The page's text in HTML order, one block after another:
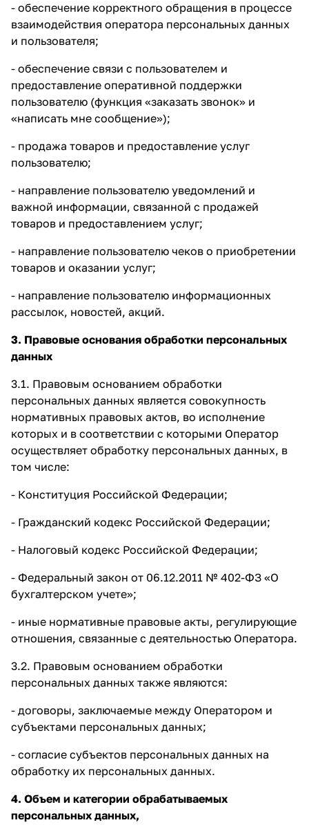
- обеспечение корректного обращения в процессе
взаимодействия оператора персональных данных
и пользователя;
- обеспечение связи с пользователем и
предоставление оперативной поддержки
пользователю (функция «заказать звонок» и
«написать мне сообщение»);
- продажа товаров и предоставление услуг
пользователю;
- направление пользователю уведомлений и
важной информации, связанной с продажей
товаров и предоставлением услуг;
- направление пользователю чеков о приобретении
товаров и оказании услуг;
- направление пользователю информационных
рассылок, новостей, акций.
3. Правовые основания обработки персональных
данных
3.1. Правовым основанием обработки
персональных данных является совокупность
нормативных правовых актов, во исполнение
которых и в соответствии с которыми Оператор
осуществляет обработку персональных данных, в
том числе:
- Конституция Российской Федерации;
- Гражданский кодекс Российской Федерации;
- Налоговый кодекс Российской Федерации;
- Федеральный закон от 06.12.2011 № 402-ФЗ «О
бухгалтерском учете»;
- иные нормативные правовые акты, регулирующие
отношения, связанные с деятельностью Оператора.
3.2. Правовым основанием обработки
персональных данных также являются:
- договоры, заключаемые между Оператором и
субъектами персональных данных;
- согласие субъектов персональных данных на
обработку их персональных данных.
4. Объем и категории обрабатываемых
персональных данных,